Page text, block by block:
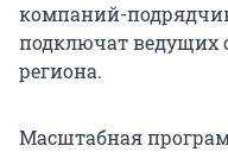
компаний-
подключат ведущих
региона.
Масштабная